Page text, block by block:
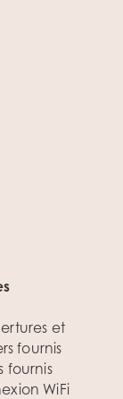
et
fournis
fournis
WiFi